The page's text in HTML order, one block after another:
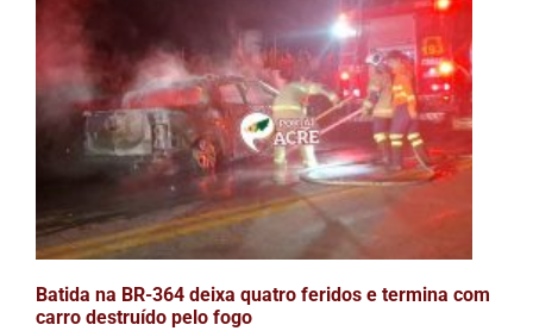
Batida na BR-364 deixa quatro feridos e termina com
carro destruído pelo fogo